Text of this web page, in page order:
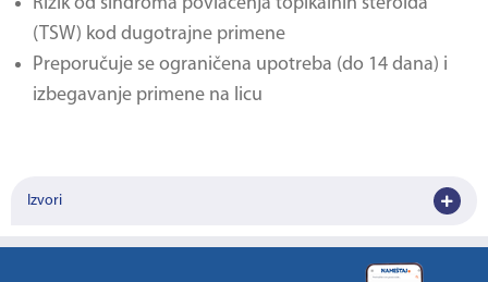
(TSW) kod dugotrajne primene
Preporučuje se ograničena upotreba (do 14 dana) i
izbegavanje primene na licu
Izvori